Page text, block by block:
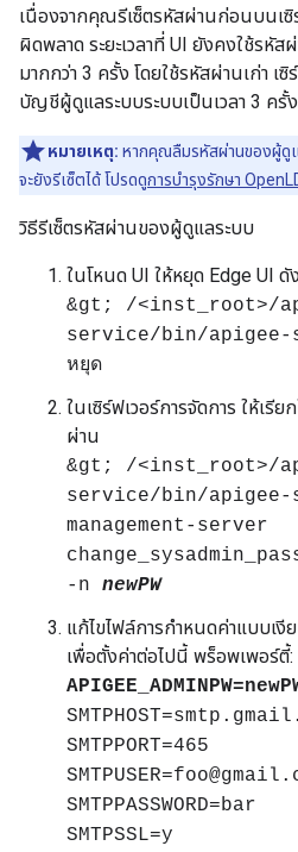
เนื่องจากคุณรีเซ็ตรหัสผ่านก่อนบนเซิ
ผิดพลาด ระยะเวลาที่ UI ยังคงใช้รหั
มากกว่า 3 ครั้ง โดยใช้รหัสผ่านเก่า เ
บัญชีผู้ดูแลระบบระบบเป็นเวลา 3 ครั้
หมายเหตุ: หากคุณลืมรหัสผ่านของผู้ดู
จะยังรีเซ็ตได้ โปรดดูการบำรุงรักษา
วิธีรีเซ็ตรหัสผ่านของผู้ดูแลระบบ
ในโหนด UI ให้หยุด Edge UI ดั
&gt; /<inst_root>/
service/bin/apigee-
หยุด
ในเซิร์ฟเวอร์การจัดการ ให้เรี
ผ่าน
&gt; /<inst_root>/
service/bin/apigee-
management-server
-n newPW
แก้ไขไฟล์การกำหนดค่าแบบเ
เพื่อตั้งค่าต่อไปนี้ พร็อพเพอร์ตี้:
SMTPPORT=465
SMTPPASSWORD=bar
SMTPSSL=y